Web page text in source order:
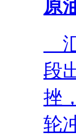
原
段
挫
轮